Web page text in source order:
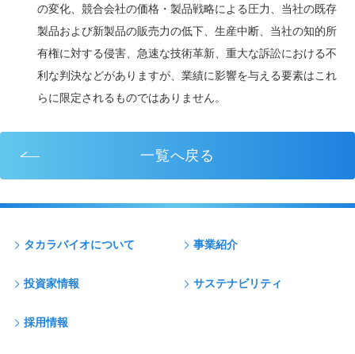
の変化、競合会社の価格・製品戦略による圧力、当社の既存
製品および新製品の販売力の低下、生産中断、当社の知的所
有権に対する侵害、急速な技術革新、重大な訴訟における不
利な判決などがありますが、業績に影響を与える要素はこれ
らに限定されるものではありません。
一覧へ戻る
タカラバイオについて 事業紹介
投資家情報 サステナビリティ
採用情報